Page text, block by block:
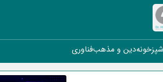
دین و مذهبفناوری